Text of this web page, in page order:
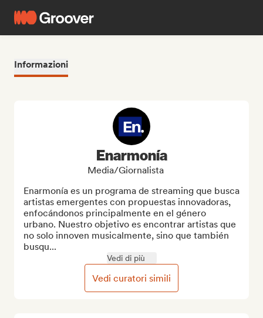
Informazioni
Enarmonía
Media/Giornalista
Enarmonía es un programa de streaming que busca
artistas emergentes con propuestas innovadoras,
enfocándonos principalmente en el género
urbano. Nuestro objetivo es encontrar artistas que
no solo innoven musicalmente, sino que también
busqu...
Vedi di più
Vedi curatori simili